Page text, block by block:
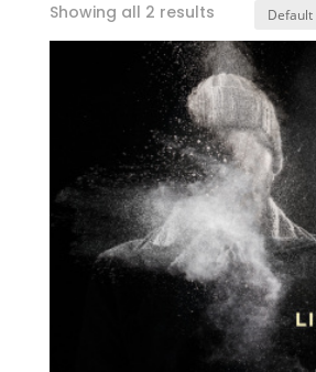
Showing all 2 results